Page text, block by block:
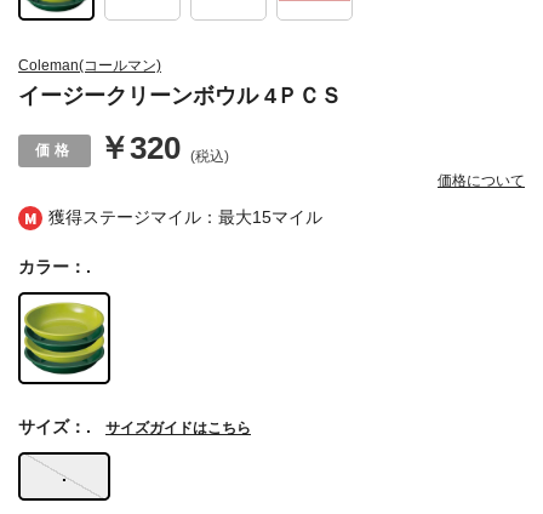
獲得ステージマイル：最大15マイル
Coleman(コールマン)
イージークリーンボウル 4ＰＣＳ
￥320 (税込)
価格について
カラー：.
.
サイズ：. サイズガイドはこちら